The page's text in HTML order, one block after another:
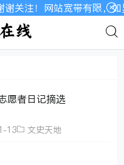
站宽带有限，如显示不
愿者日记摘选
13 文史天地